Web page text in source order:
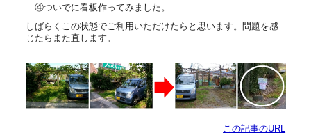
④ついでに看板作ってみました。
しばらくこの状態でご利用いただけたらと思います。問題を感
じたらまた直します。
この記事のURL